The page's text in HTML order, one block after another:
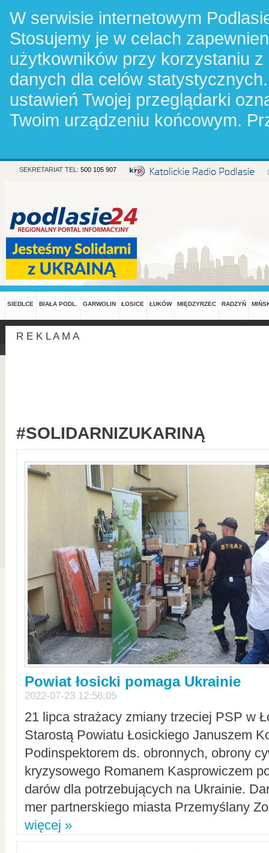
W serwisie internetowym
Stosujemy je w celach
użytkowników przy korzystaniu
danych dla celów
ustawień Twojej przeglądarki
Twoim urządzeniu końcowym.
SEKRETARIAT TEL: 500 105 907
SIEDLCE BIAŁA PODL. GARWOLIN ŁOSICE ŁUKÓW MIĘDZYRZEC RADZYŃ
R E K L A M A
#SOLIDARNIZUKARINĄ
Powiat łosicki pomaga Ukrainie
2022-07-23 12:56:05
21 lipca strażacy zmiany trzeciej PSP w
Starostą Powiatu Łosickiego Januszem
Podinspektorem ds. obronnych, obrony
kryzysowego Romanem Kasprowiczem
darów dla potrzebujących na Ukrainie.
mer partnerskiego miasta Przemyślany
więcej »